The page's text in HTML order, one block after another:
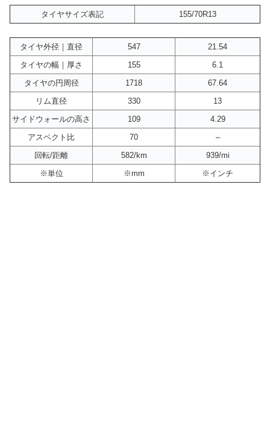
タイヤサイズ表記 155/70R13
タイヤ外径｜直径 547
21.54
タイヤの幅｜厚さ
155
6.1
タイヤの円周径
1718
67.64
リム直径
330
13
サイドウォールの高さ
109
4.29
アスペクト比
70
–
回転/距離
582/km
939/mi
※単位
※mm ※インチ